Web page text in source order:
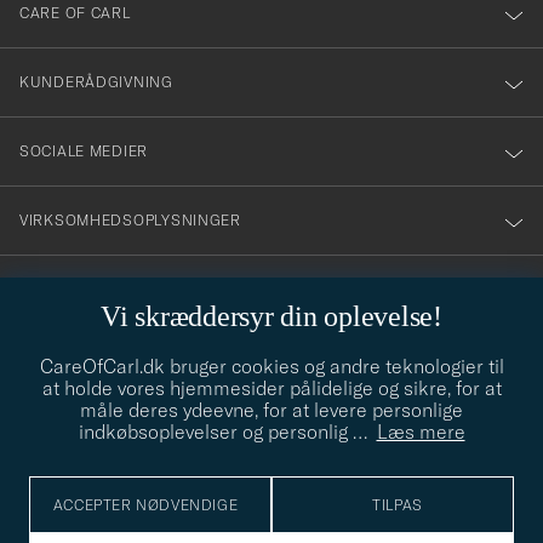
Vi skræddersyr din oplevelse!
CareOfCarl.dk bruger cookies og andre teknologier til
at holde vores hjemmesider pålidelige og sikre, for at
måle deres ydeevne, for at levere personlige
indkøbsoplevelser og personlig … Læs mere
ACCEPTER NØDVENDIGE TILPAS
vårt
nyhetsbrev!
CARE OF CARL
KUNDERÅDGIVNING
SOCIALE MEDIER
VIRKSOMHEDSOPLYSNINGER
info@careofcarl.dk
Behøver du hjælp til at finde din stil? Lad os hjælpe dig, vi hjælper
gerne til!
STILRÅD